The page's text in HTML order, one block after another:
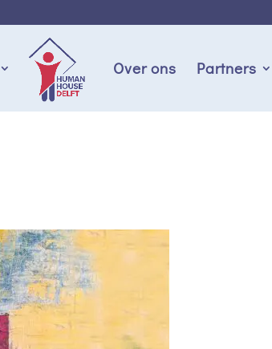
Over ons Partners